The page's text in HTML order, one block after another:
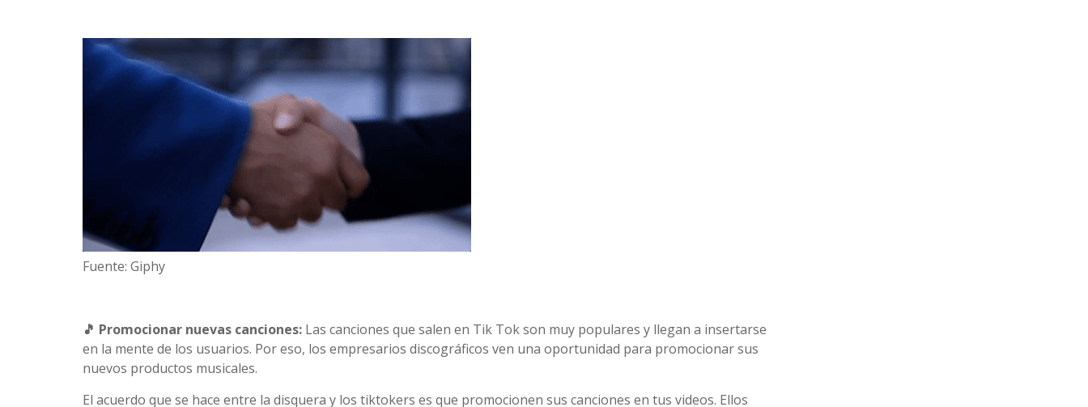
Fuente: Giphy
🎵 Promocionar nuevas canciones: Las canciones que salen en Tik Tok son muy populares y llegan a insertarse
en la mente de los usuarios. Por eso, los empresarios discográficos ven una oportunidad para promocionar sus
nuevos productos musicales.
El acuerdo que se hace entre la disquera y los tiktokers es que promocionen sus canciones en tus videos. Ellos